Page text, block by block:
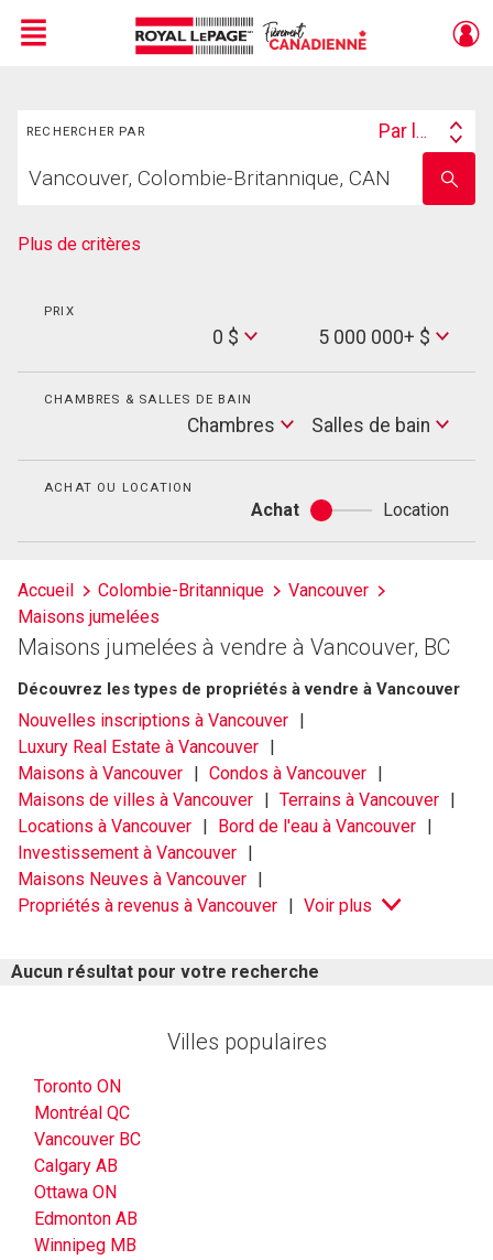
Menu
RECHERCHER PAR
Search
Par lieu
votre
nom
Plus de critères
PRIX
0 $
Max
Price
5 000 000+ $
CHAMBRES & SALLES DE BAIN
Chambres
Salles
de
Salles de bain
ACHAT OU LOCATION
Achat
Achat
ou
Location
Accueil Colombie-Britannique
Vancouver
Maisons jumelées
Maisons jumelées à vendre à Vancouver, BC
Découvrez les types de propriétés à vendre à Vancouver
Nouvelles inscriptions à Vancouver
Luxury Real Estate à Vancouver
Maisons à Vancouver
Condos à Vancouver
Maisons de villes à Vancouver
Terrains à Vancouver
Locations à Vancouver
Bord de l'eau à Vancouver
Investissement à Vancouver
Maisons Neuves à Vancouver
Propriétés à revenus à Vancouver
Voir plus
Aucun résultat pour votre recherche
Villes populaires
Toronto ON
Montréal QC
Vancouver BC
Calgary AB
Ottawa ON
Edmonton AB
Winnipeg MB